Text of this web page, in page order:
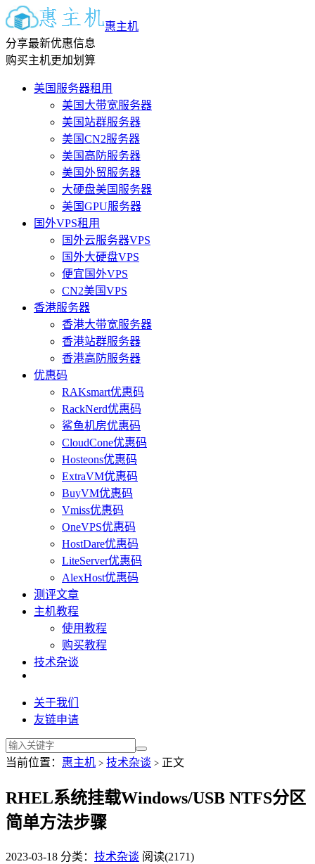
惠主机
分享最新优惠信息
购买主机更加划算
美国服务器租用
美国大带宽服务器
美国站群服务器
美国CN2服务器
美国高防服务器
美国外贸服务器
大硬盘美国服务器
美国GPU服务器
国外VPS租用
国外云服务器VPS
国外大硬盘VPS
便宜国外VPS
CN2美国VPS
香港服务器
香港大带宽服务器
香港站群服务器
香港高防服务器
优惠码
RAKsmart优惠码
RackNerd优惠码
鲨鱼机房优惠码
CloudCone优惠码
Hosteons优惠码
ExtraVM优惠码
BuyVM优惠码
Vmiss优惠码
OneVPS优惠码
HostDare优惠码
LiteServer优惠码
AlexHost优惠码
测评文章
主机教程
使用教程
购买教程
技术杂谈
关于我们
友链申请
当前位置： 惠主机 > 技术杂谈 > 正文
RHEL系统挂载Windows/USB NTFS分区
简单方法步骤
2023-03-18 分类： 技术杂谈 阅读(2171)